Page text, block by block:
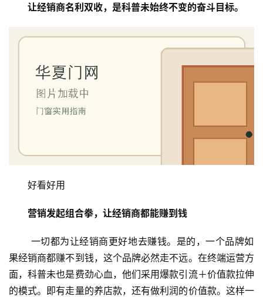
让经销商名利双收，是科普未始终不变的奋斗目标。
好看好用
营销发起组合拳，让经销商都能赚到钱
果经销商都赚不到钱，这个品牌必然走不远。在终端运营方
面，科普未也是费劲心血，他们采用爆款引流＋价值款拉伸
的模式。即有走量的养店款，还有做利润的价值款。这样一